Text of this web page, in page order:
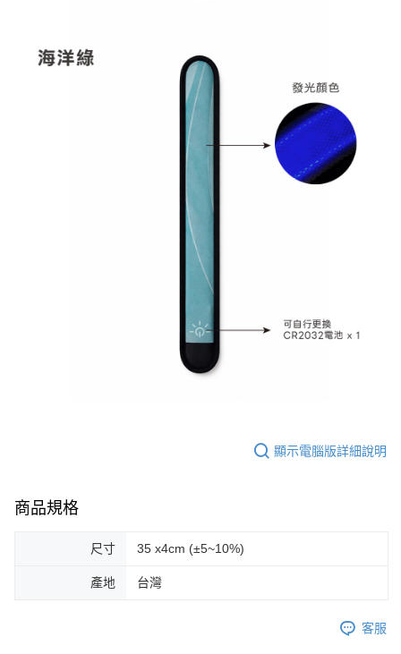
顯示電腦版詳細說明
商品規格
尺寸 35 x4cm (±5~10%)
產地 台灣
客服